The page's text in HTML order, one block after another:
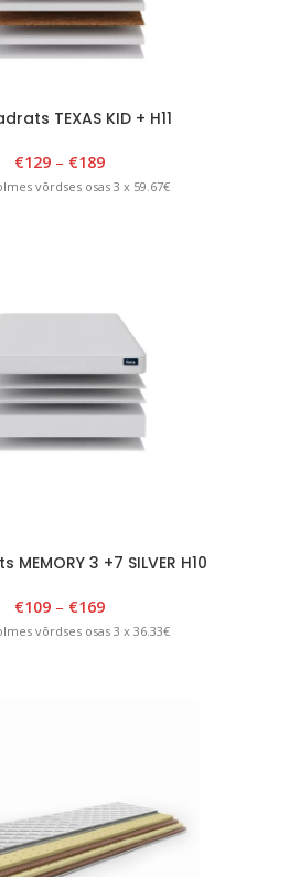
TEXAS KID + H11
€129– €189
võrdses osas 3 x 59.67€
3 +7 SILVER H10
€109– €169
võrdses osas 3 x 36.33€